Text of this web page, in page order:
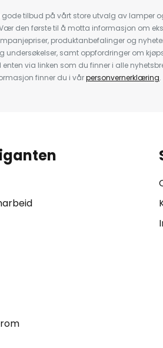
tilbud på vårt store utvalg av lamper
den første til å motta informasjon om
produktanbefalinger og
samt oppfordringer om
via linken som du finner i alle
finner du i vårpersonvernerklæring.